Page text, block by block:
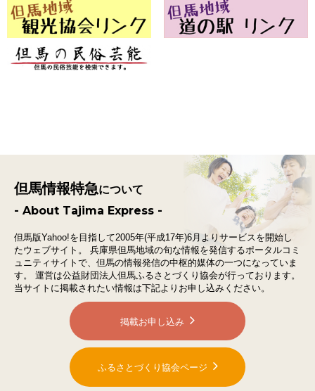
但馬情報特急について
- About Tajima Express -
但馬版Yahoo!を目指して2005年(平成17年)6月よりサービスを開始し
たウェブサイト。
兵庫県但馬地域の旬な情報を発信するポータルコミ
ュニティサイトで、 但馬の情報発信の中枢的媒体の一つになっていま
す。
運営は公益財団法人但馬ふるさとづくり協会が行っております。
当サイトに掲載されたい情報は下記よりお申し込みください。
掲載お申し込み
ふるさとづくり協会ページ